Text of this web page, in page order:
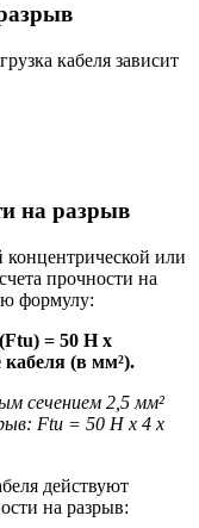
кабеля зависит
на разрыв
или
прочности на
формулу:
= 50 Н x
кабеля (в мм²).
сечением 2,5 мм²
Ftu = 50 Н x 4 x
действуют
на разрыв: